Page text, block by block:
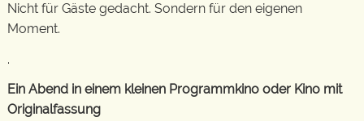
Nicht für Gäste gedacht. Sondern für den eigenen
Moment.
.
Ein Abend in einem kleinen Programmkino oder Kino mit
Originalfassung